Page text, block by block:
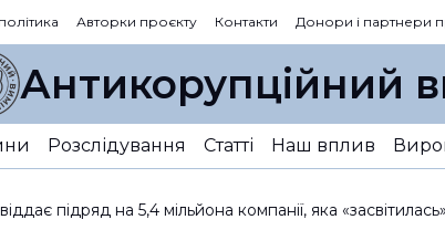
Авторки проєкту Контакти Донори і партнери
Антикорупційний
Розслідування Статті Наш вплив
підряд на 5,4 мільйона компанії, яка